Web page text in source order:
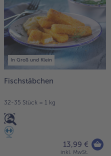
In Groß und Klein
Fischstäbchen
32-35 Stück = 1 kg
13,99 €
inkl. MwSt.